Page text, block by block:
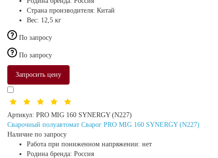
Страна производителя: Китай
Вес: 12,5 кг
По запросу
По запросу
Запросить цену
Артикул: PRO MIG 160 SYNERGY (N227)
Сварочный полуавтомат Сварог PRO MIG 160 SYNERGY (N227)
Наличие по запросу
Работа при пониженном напряжении: нет
Родина бренда: Россия